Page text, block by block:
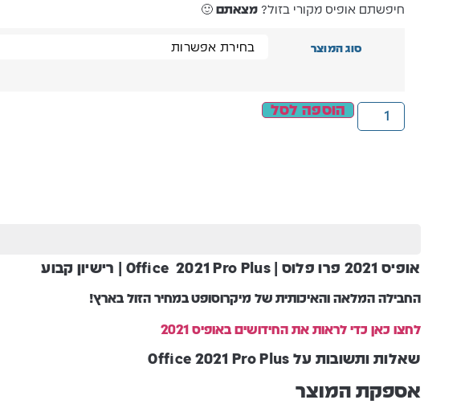
חיפשתם אופיס מקורי בזול?מצאתם 🙂
סוג המוצר
הוספה לסל
אופיס 2021 פרו פלוס |
Office 2021 Pro Plus | רישיון קבוע
החבילה המלאה והאיכותיתשל מיקרוסופטבמחיר הזול בארץ!
לחצו כאן כדי לראות את החידושים באופיס 2021
שאלות ותשובות על Office 2021 Pro Plus
אספקת המוצר